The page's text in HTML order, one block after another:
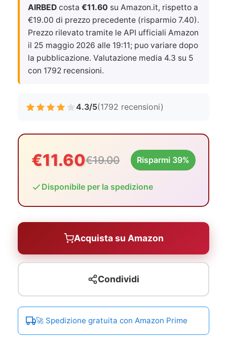
AIRBED costa €11.60 su Amazon.it, rispetto a
€19.00 di prezzo precedente (risparmio 7.40).
Prezzo rilevato tramite le API ufficiali Amazon
il 25 maggio 2026 alle 19:11; puo variare dopo
la pubblicazione. Valutazione media 4.3 su 5
con 1792 recensioni.
4.3/5(1792 recensioni)
€11.60€19.00 Risparmi 39%
Disponibile per la spedizione
Acquista su Amazon
Condividi
🚀 Spedizione gratuita con Amazon Prime